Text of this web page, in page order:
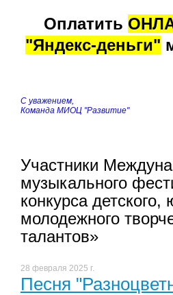
Оплатить
"Яндекс-деньги"
С уважением,
Команда МИОЦ "Развитие"
Участники
музыкального
конкурса детского,
молодежного
талантов»
28 февраля 2025 г.
Песня